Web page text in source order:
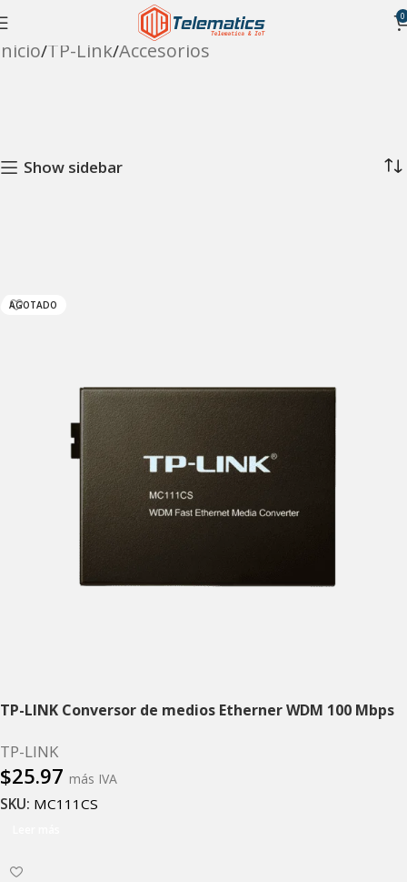
0
TP-Link Accesorios
Show sidebar
AGOTADO
TP-LINK Conversor de medios Etherner WDM 100 Mbps
TP-LINK
$25.97 más IVA
SKU: MC111CS